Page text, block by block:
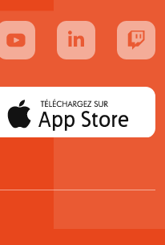
sur TikTok
Suivez-nous sur YouTube
Suivez-nous